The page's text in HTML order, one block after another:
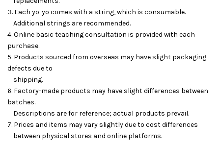
3. Each yo-yo comes with a string, which is consumable.
Additional strings are recommended.
4. Online basic teaching consultation is provided with each
purchase.
5. Products sourced from overseas may have slight packaging
defects due to
shipping.
6. Factory-made products may have slight differences between
batches.
Descriptions are for reference; actual products prevail.
7. Prices and items may vary slightly due to cost differences
between physical stores and online platforms.